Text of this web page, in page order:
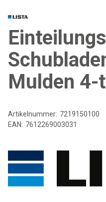
Mulden 4-
Artikelnummer: 7219150100
EAN: 7612269003031